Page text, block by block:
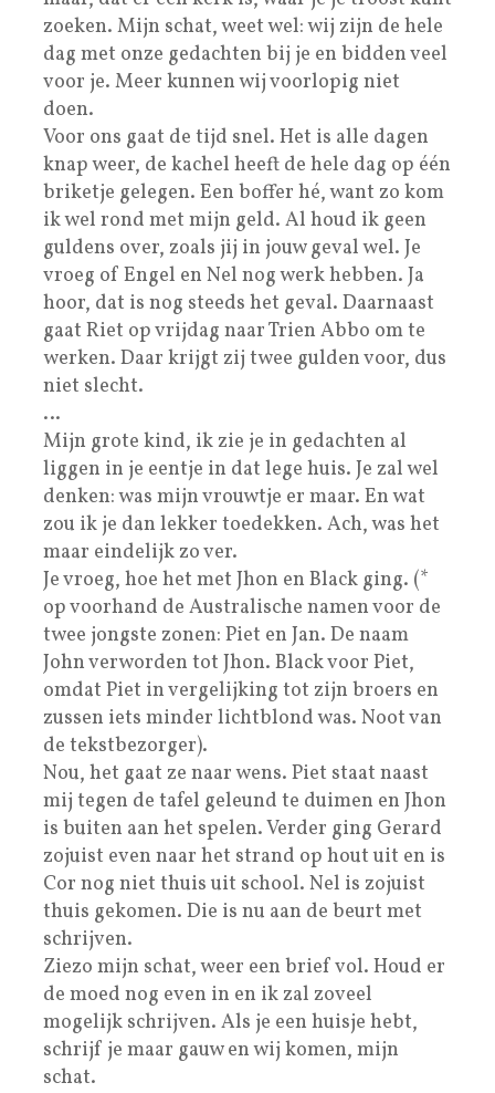
zoeken. Mijn schat, weet wel: wij zijn de hele
dag met onze gedachten bij je en bidden veel
voor je. Meer kunnen wij voorlopig niet
doen.
Voor ons gaat de tijd snel. Het is alle dagen
knap weer, de kachel heeft de hele dag op één
briketje gelegen. Een boffer hé, want zo kom
ik wel rond met mijn geld. Al houd ik geen
guldens over, zoals jij in jouw geval wel. Je
vroeg of Engel en Nel nog werk hebben. Ja
hoor, dat is nog steeds het geval. Daarnaast
gaat Riet op vrijdag naar Trien Abbo om te
werken. Daar krijgt zij twee gulden voor, dus
niet slecht.
…
Mijn grote kind, ik zie je in gedachten al
liggen in je eentje in dat lege huis. Je zal wel
denken: was mijn vrouwtje er maar. En wat
zou ik je dan lekker toedekken. Ach, was het
maar eindelijk zo ver.
Je vroeg, hoe het met Jhon en Black ging. (*
op voorhand de Australische namen voor de
twee jongste zonen: Piet en Jan. De naam
John verworden tot Jhon. Black voor Piet,
omdat Piet in vergelijking tot zijn broers en
zussen iets minder lichtblond was. Noot van
de tekstbezorger).
Nou, het gaat ze naar wens. Piet staat naast
mij tegen de tafel geleund te duimen en Jhon
is buiten aan het spelen. Verder ging Gerard
zojuist even naar het strand op hout uit en is
Cor nog niet thuis uit school. Nel is zojuist
thuis gekomen. Die is nu aan de beurt met
schrijven.
Ziezo mijn schat, weer een brief vol. Houd er
de moed nog even in en ik zal zoveel
mogelijk schrijven. Als je een huisje hebt,
schrijf je maar gauw en wij komen, mijn
schat.